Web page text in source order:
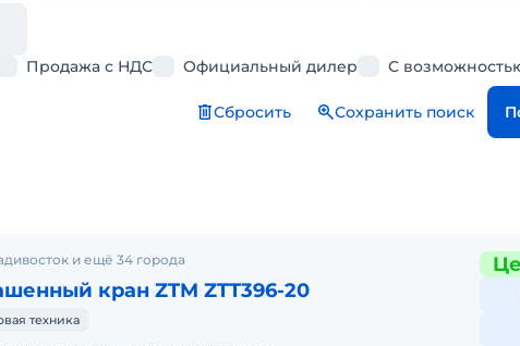
Продажа с НДС Официальный дилер С
Сбросить Сохранить поиск
и ещё 34 города
кран ZTM ZTT396-20
техника